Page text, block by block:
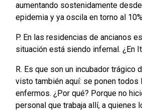
aumentando sostenidamente
epidemia y ya oscila en torno al
P. En las residencias de ancianos
situación está siendo infernal. ¿En
R. Es que son un incubador trágico
visto también aquí: se ponen todos
enfermos. ¿Por qué? Porque no
personal que trabaja allí, a quienes